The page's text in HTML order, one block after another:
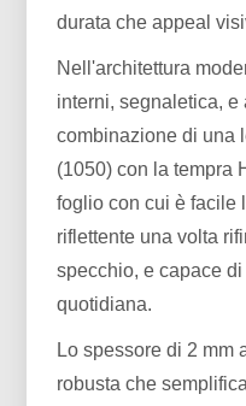
durata che appeal
Nell'architettura
interni, segnaletica,
combinazione di una
(1050) con la tempra
foglio con cui è facile
riflettente una volta
specchio, e capace
quotidiana.
Lo spessore di 2 mm
robusta che